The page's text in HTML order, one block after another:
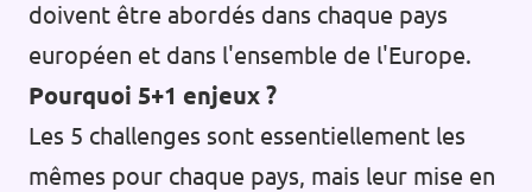
doivent être abordés dans chaque pays
européen et dans l'ensemble de l'Europe.
Pourquoi 5+1 enjeux ?
Les 5 challenges sont essentiellement les
mêmes pour chaque pays, mais leur mise en